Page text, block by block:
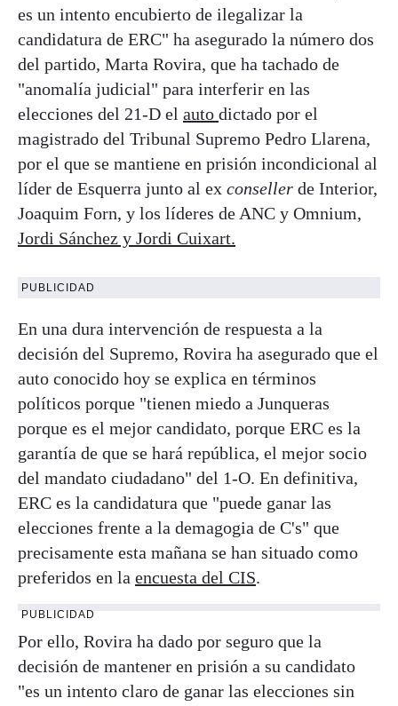
es un intento encubierto de ilegalizar la
candidatura de ERC" ha asegurado la número dos
del partido, Marta Rovira, que ha tachado de
"anomalía judicial" para interferir en las
elecciones del 21-D el auto dictado por el
magistrado del Tribunal Supremo Pedro Llarena,
por el que se mantiene en prisión incondicional al
líder de Esquerra junto al ex conseller de Interior,
Joaquim Forn, y los líderes de ANC y Omnium,
Jordi Sánchez y Jordi Cuixart.
PUBLICIDAD
En una dura intervención de respuesta a la
decisión del Supremo, Rovira ha asegurado que el
auto conocido hoy se explica en términos
políticos porque "tienen miedo a Junqueras
porque es el mejor candidato, porque ERC es la
garantía de que se hará república, el mejor socio
del mandato ciudadano" del 1-O. En definitiva,
ERC es la candidatura que "puede ganar las
elecciones frente a la demagogia de C's" que
precisamente esta mañana se han situado como
preferidos en la encuesta del CIS.
PUBLICIDAD
Por ello, Rovira ha dado por seguro que la
decisión de mantener en prisión a su candidato
"es un intento claro de ganar las elecciones sin